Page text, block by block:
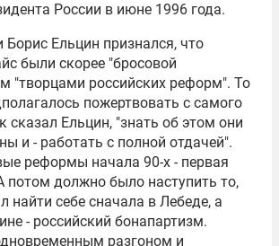
России в июне 1996 года.
Борис Ельцин признался, что
были скорее "бросовой
"творцами российских реформ". То
пожертвовать с самого
сказал Ельцин, "знать об этом они
и - работать с полной отдачей".
реформы начала 90-х - первая
потом должно было наступить то,
найти себе сначала в Лебеде, а
- российский бонапартизм.
разгоном и